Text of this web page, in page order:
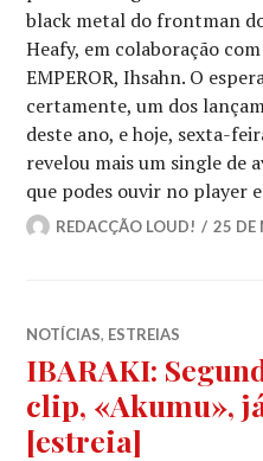
black metal do frontman
Heafy, em colaboração
EMPEROR, Ihsahn. O
certamente, um dos
deste ano, e hoje, sexta-
revelou mais um single de
que podes ouvir no player
REDACÇÃO LOUD! 25 DE
NOTÍCIAS, ESTREIAS
IBARAKI:
clip, «Akumu»,
[estreia]